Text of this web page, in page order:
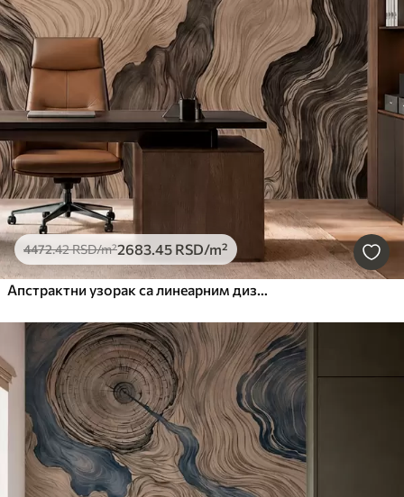
4472.42RSD/m²2683.45 RSD/m²
Апстрактни узорак са линеарним дизајном дрвета